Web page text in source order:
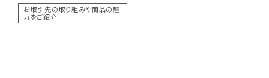
お取引先の取り組みや商品の魅
力をご紹介